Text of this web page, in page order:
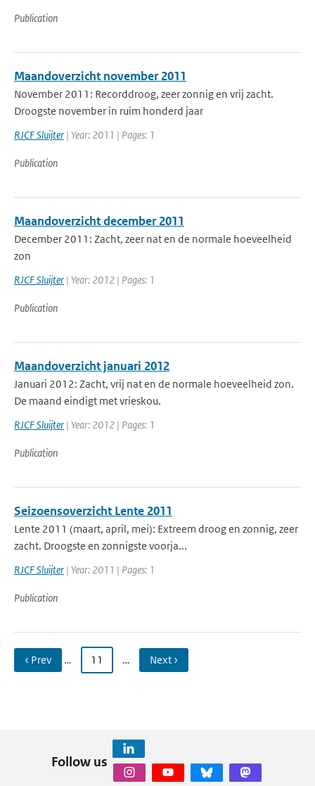
Publication
Maandoverzicht november 2011
November 2011: Recorddroog, zeer zonnig en vrij zacht.
Droogste november in ruim honderd jaar
RJCF Sluijter | Year: 2011 | Pages: 1
Publication
Maandoverzicht december 2011
December 2011: Zacht, zeer nat en de normale hoeveelheid
zon
RJCF Sluijter | Year: 2012 | Pages: 1
Publication
Maandoverzicht januari 2012
Januari 2012: Zacht, vrij nat en de normale hoeveelheid zon.
De maand eindigt met vrieskou.
RJCF Sluijter | Year: 2012 | Pages: 1
Publication
Seizoensoverzicht Lente 2011
Lente 2011 (maart, april, mei): Extreem droog en zonnig, zeer
zacht. Droogste en zonnigste voorja...
RJCF Sluijter | Year: 2011 | Pages: 1
Publication
‹ Prev … 11 … Next ›
Follow us